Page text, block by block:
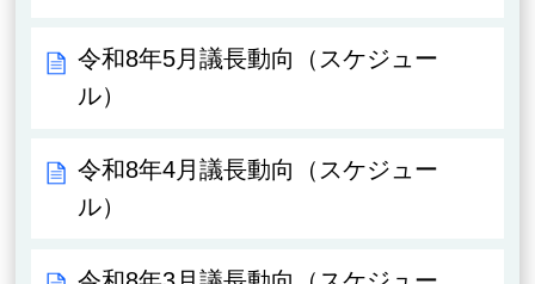
令和8年5月議長動向（スケジュー
ル）
令和8年4月議長動向（スケジュー
ル）